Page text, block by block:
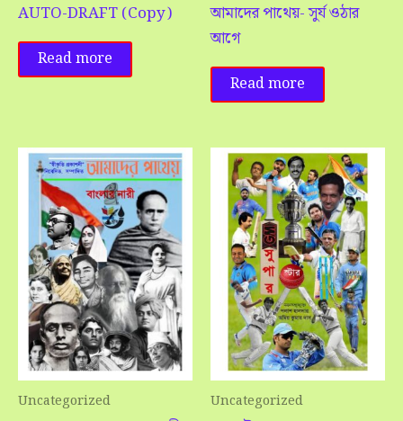
AUTO-DRAFT (Copy)
Read more
আমাদের পাথেয়- সুর্য ওঠার
আগে
Read more
Uncategorized Uncategorized